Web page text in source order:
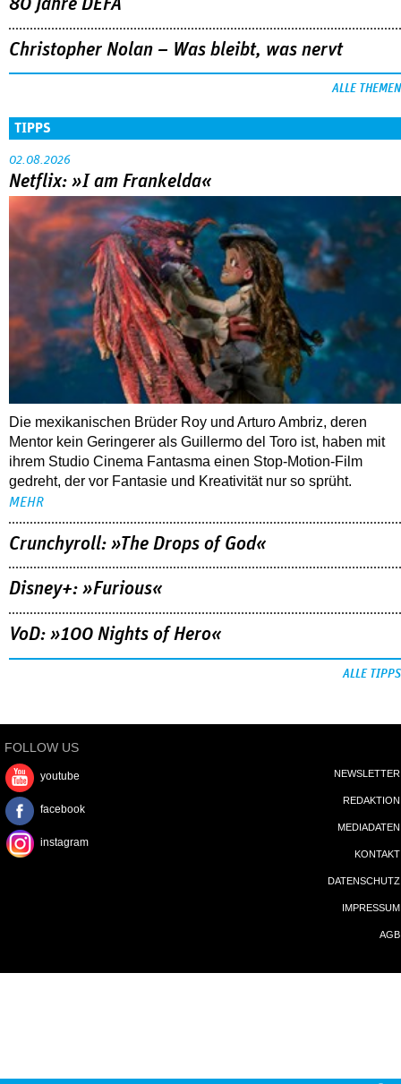
80 Jahre DEFA
Christopher Nolan – Was bleibt, was nervt
ALLE THEMEN
TIPPS
02.08.2026
Netflix: »I am Frankelda«
Die mexikanischen Brüder Roy und Arturo Ambriz, deren
Mentor kein Geringerer als Guillermo del Toro ist, haben mit
ihrem Studio Cinema Fantasma einen Stop-Motion-Film
gedreht, der vor Fantasie und Kreativität nur so sprüht.
MEHR
Crunchyroll: »The Drops of God«
Disney+: »Furious«
VoD: »100 Nights of Hero«
ALLE TIPPS
FOLLOW US
youtube
facebook
instagram
NEWSLETTER
REDAKTION
MEDIADATEN
KONTAKT
DATENSCHUTZ
IMPRESSUM
AGB